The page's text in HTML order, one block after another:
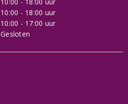
10:00 - 18:00 uur
10:00 - 17:00 uur
Gesloten